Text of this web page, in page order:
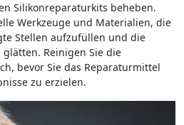
Silikonreparaturkits beheben.
Werkzeuge und Materialien, die
Stellen aufzufüllen und die
Reinigen Sie die
bevor Sie das Reparaturmittel
zu erzielen.